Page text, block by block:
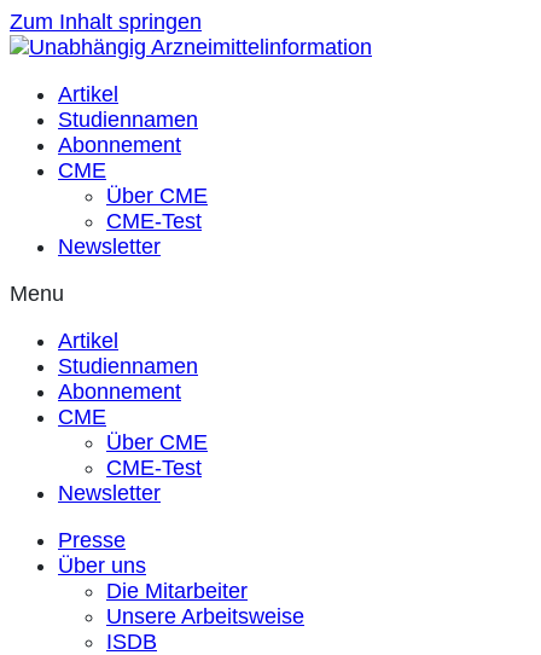
Zum Inhalt springen
Artikel
Studiennamen
Abonnement
CME
Über CME
CME-Test
Newsletter
Menu
Artikel
Studiennamen
Abonnement
CME
Über CME
CME-Test
Newsletter
Presse
Über uns
Die Mitarbeiter
Unsere Arbeitsweise
ISDB